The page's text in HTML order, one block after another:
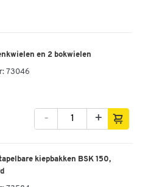
en 2 bokwielen
73046
- +
kiepbakken BSK 150,